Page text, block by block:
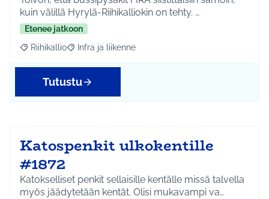
kuin välillä Hyrylä-Riihikalliokin on tehty. …
Etenee jatkoon
Rajaa tulokset aihepiirin mukaan: Riihikallio
Riihikallio Rajaa tulokset teeman mukaan: Infra ja liikenne
Infra ja liikenne
Tutustu
Katospenkit ulkokentille
#1872
Katokselliset penkit sellaisille kentälle missä talvella
myös jäädytetään kentät. Olisi mukavampi va…